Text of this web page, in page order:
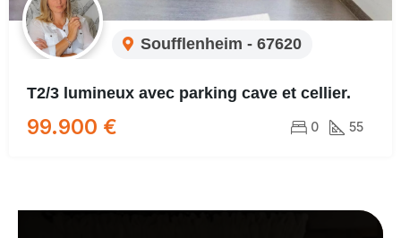
Soufflenheim - 67620
T2/3 lumineux avec parking cave et cellier.
99.900 € 0 55